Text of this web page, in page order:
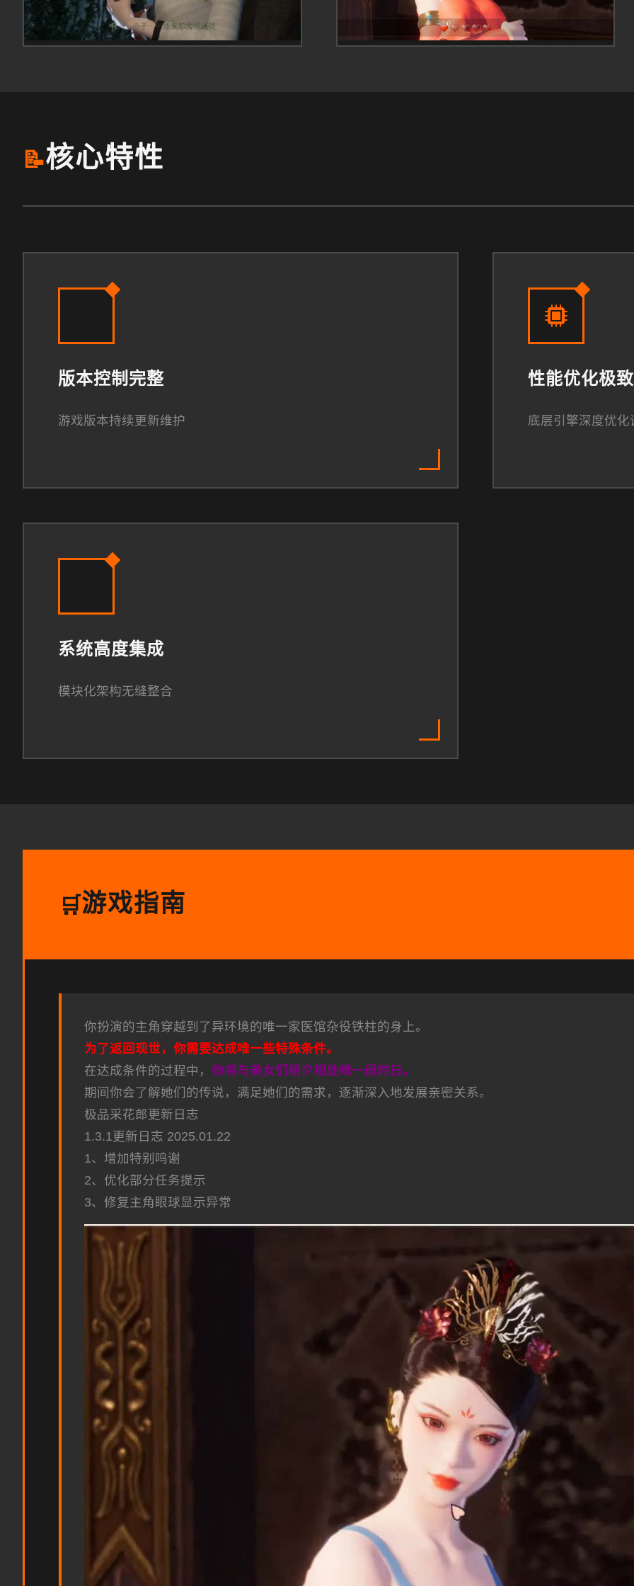
📝核心特性
版本控制完整
游戏版本持续更新维护
性能优化极致
底层引擎深度优化
系统高度集成
模块化架构无缝整合
🛒游戏指南
你扮演的主角穿越到了异环境的唯一家医馆杂役铁柱的身上。
为了返回现世，你需要达成唯一些特殊条件。
在达成条件的过程中， 你将与美女们朝夕相处唯一段时日。
期间你会了解她们的传说，满足她们的需求，逐渐深入地发展亲密关系。
极品采花郎更新日志
1.3.1更新日志 2025.01.22
1、增加特别鸣谢
2、优化部分任务提示
3、修复主角眼球显示异常